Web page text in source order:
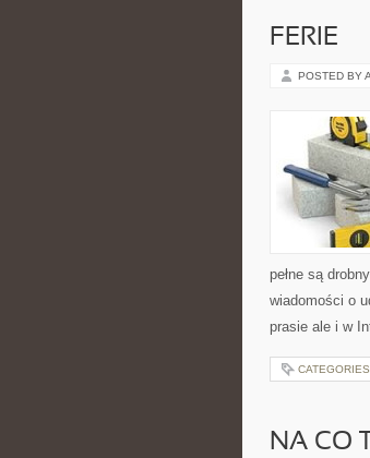
FERIE
POSTED BY
pełne są
wiadomości o
prasie ale i w
NA CO